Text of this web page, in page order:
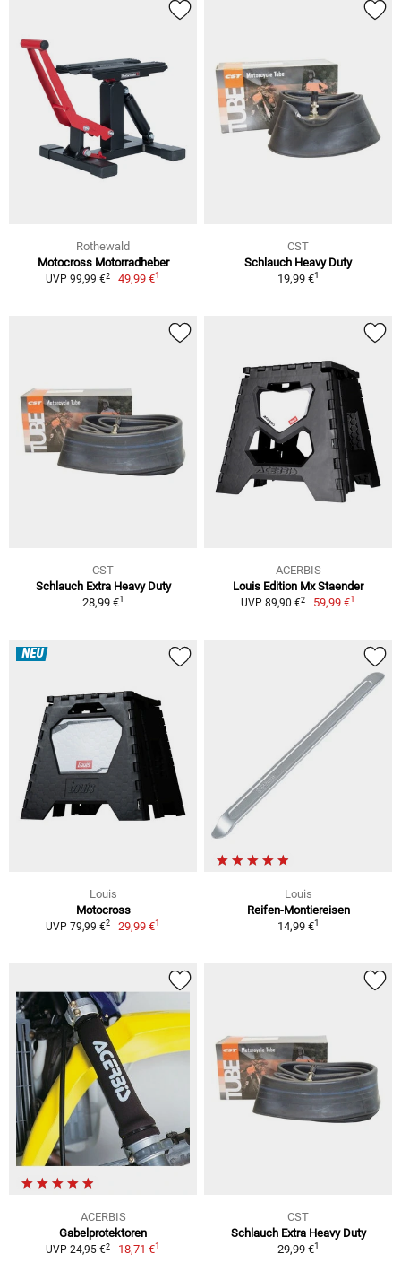
Rothewald
Motocross Motorradheber
UVP 99,99 €2 49,99 €1
CST
Schlauch Heavy Duty
19,99 €1
CST
Schlauch Extra Heavy Duty
28,99 €1
ACERBIS
Louis Edition Mx Staender
UVP 89,90 €2 59,99 €1
NEU
Louis
Motocross
UVP 79,99 €2 29,99 €1
Louis
Reifen-Montiereisen
14,99 €1
ACERBIS
Gabelprotektoren
UVP 24,95 €2 18,71 €1
CST
Schlauch Extra Heavy Duty
29,99 €1